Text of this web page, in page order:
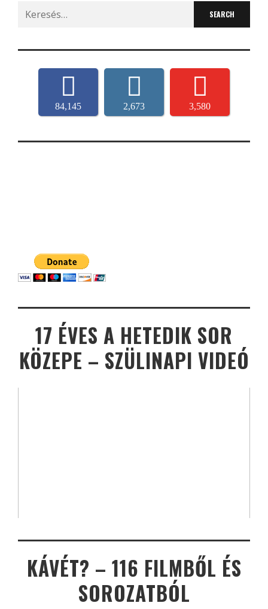
Search
for:
84,145 2,673 3,580
17 ÉVES A HETEDIK SOR
KÖZEPE – SZÜLINAPI VIDEÓ
KÁVÉT? – 116 FILMBŐL ÉS
SOROZATBÓL